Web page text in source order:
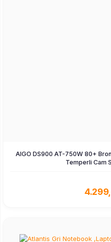
AIGO DS900 AT-750W 80+
Temperli Cam